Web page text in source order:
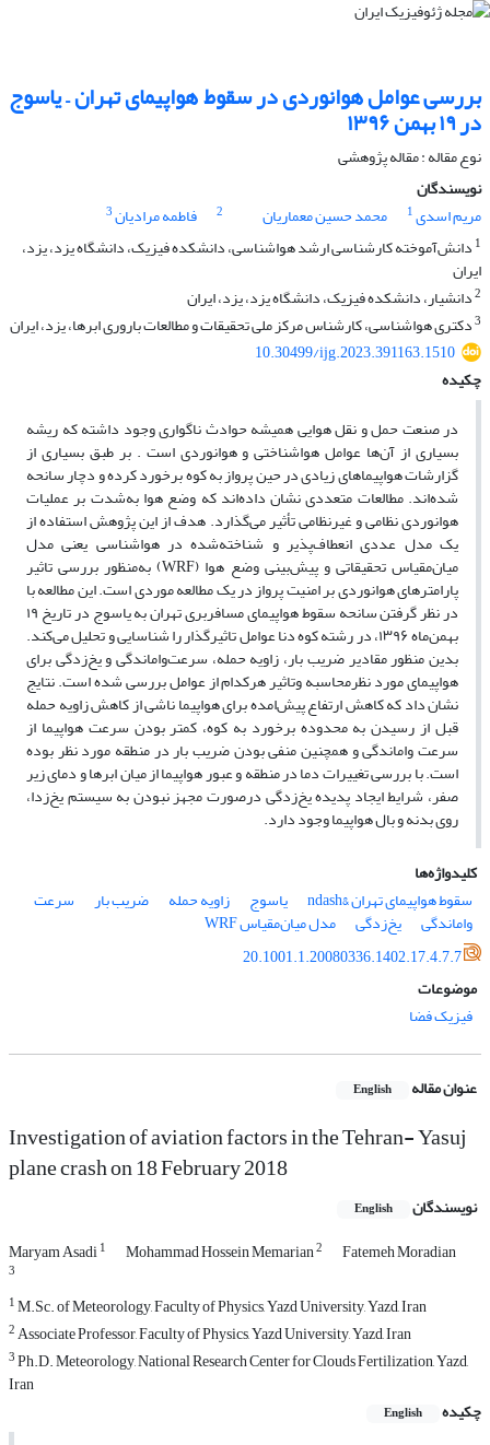
بررسی عوامل هوانوردی در سقوط هواپیمای تهران – یاسوج
در ۱۹ بهمن ۱۳۹۶
نوع مقاله : مقاله پژوهشی‌
نویسندگان
مریم اسدی1 محمد حسین معماریان 2 فاطمه مرادیان3
1 دانش‌آموخته کارشناسی ارشد هواشناسی، دانشکده فیزیک، دانشگاه یزد، یزد،
ایران
2دانشیار، دانشکده فیزیک، دانشگاه یزد، یزد، ایران
3دکتری هواشناسی، کارشناس مرکز ملی تحقیقات و مطالعات باروری ابرها، یزد، ایران
10.30499/ijg.2023.391163.1510
چکیده
در صنعت حمل‌ و ‌نقل هوایی همیشه حوادث ناگواری وجود داشته که ریشه
بسیاری از آن‌ها عوامل هواشناختی و هوانوردی است . بر طبق بسیاری از
گزارشات هواپیماهای زیادی در حین پرواز به کوه برخورد کرد‌ه‌ و دچار سانحه
شده‌اند. مطالعات متعددی نشان داده‌اند که وضع هوا به‌شدت بر عملیات
هوانوردی نظامی و غیرنظامی تأثیر می‌گذارد. هدف از این پژوهش استفاده از
یک مدل عددی انعطاف‌پذیر و شناخته‌شده در هواشناسی یعنی مدل
میان‌مقیاس تحقیقاتی و پیش‌بینی وضع هوا (WRF) به‌منظور بررسی تاثیر
پارامترهای هوانوردی بر امنیت پرواز در یک مطالعه موردی است. این مطالعه با
در نظر گرفتن سانحه سقوط هواپیمای مسافربری تهران‌ به یاسوج در تاریخ ۱۹
بهمن‌ماه ۱۳۹۶، در رشته کوه دنا عوامل تاثیر‌گذار را شناسایی و تحلیل می‌کند.
بدین منظور مقادیر ضریب بار، زاویه حمله، سرعت‌واماندگی و یخ‌زدگی برای
هواپیمای مورد نظرمحاسبه وتاثیر هرکدام از عوامل بررسی شده ‌است. نتایج
نشان داد که کاهش ارتفاع پیش‌امده برای هواپیما ناشی از کاهش زاویه حمله
قبل از رسیدن به محدوده برخورد به کوه، کمتر بودن سرعت هواپیما از
سرعت واماندگی و همچنین منفی بودن ضریب بار در منطقه مورد نظر بوده
است. با بررسی تغییرات دما در منطقه و عبور هواپیما از میان ابرها و دمای زیر
صفر، شرایط ایجاد پدیده یخ‌زدگی درصورت مجهز نبودن به سیستم یخ‌زدا،
روی بدنه و بال هواپیما وجود دارد.
کلیدواژه‌ها
سقوط هواپیمای تهران &‌ndash
یاسوج زاویه حمله ضریب بار سرعت
واماندگی یخ‌زدگی
مدل میان‌مقیاس WRF
20.1001.1.20080336.1402.17.4.7.7
موضوعات
فیزیک فضا
عنوان مقاله English
Investigation of aviation factors in the Tehran- Yasuj
plane crash on 18 February 2018
نویسندگان English
Maryam Asadi1 Mohammad Hossein Memarian2 Fatemeh Moradian
3
1M.Sc. of Meteorology, Faculty of Physics, Yazd University, Yazd, Iran
2Associate Professor, Faculty of Physics, Yazd University, Yazd, Iran
3Ph.D. Meteorology, National Research Center for Clouds Fertilization, Yazd,
Iran
چکیده
English